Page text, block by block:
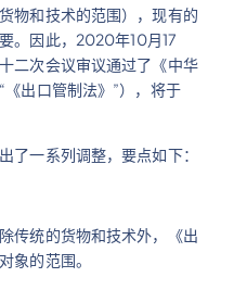
物和技术的范围），现有的
。因此，2020年10月17
二次会议审议通过了《中华
出口管制法》”），将于
了一系列调整，要点如下：
传统的货物和技术外，《出
象的范围。